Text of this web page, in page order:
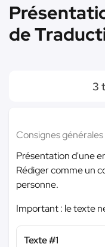
de
3
Consignes
Présentation d'une
Rédiger comme un
personne.
Important : le texte
Texte #1